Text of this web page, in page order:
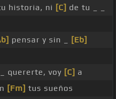
historia, ni [C] de tu _ _
pensar y sin _
[Eb]
quererte, voy [C] a
[Fm] tus sueños